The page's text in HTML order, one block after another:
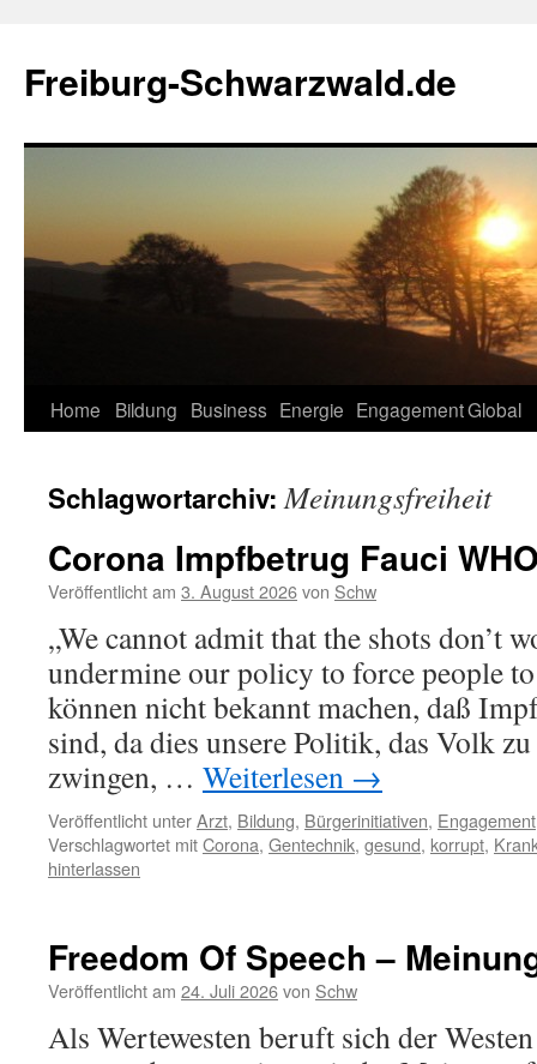
springen
Freiburg-Schwarzwald.de
Home Bildung Business Energie EngagementGlobal
Schlagwortarchiv:Meinungsfreiheit
Corona Impfbetrug Fauci
Veröffentlicht am 3. August 2026von Schw
„We cannot admit that the shots don’t
undermine our policy to force people
können nicht bekannt machen, daß
sind, da dies unsere Politik, das Volk
zwingen, … Weiterlesen →
Veröffentlicht unterArzt, Bildung, Bürgerinitiativen, Engagement
Verschlagwortet mitCorona, Gentechnik, gesund, korrupt,
hinterlassen
Freedom Of Speech –
Veröffentlicht am 24. Juli 2026von Schw
Als Wertewesten beruft sich der